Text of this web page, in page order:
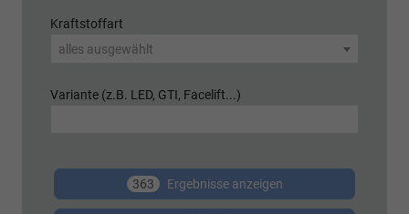
Kraftstoffart
alles ausgewählt
Variante (z.B. LED, GTI, Facelift...)
363 Ergebnisse anzeigen